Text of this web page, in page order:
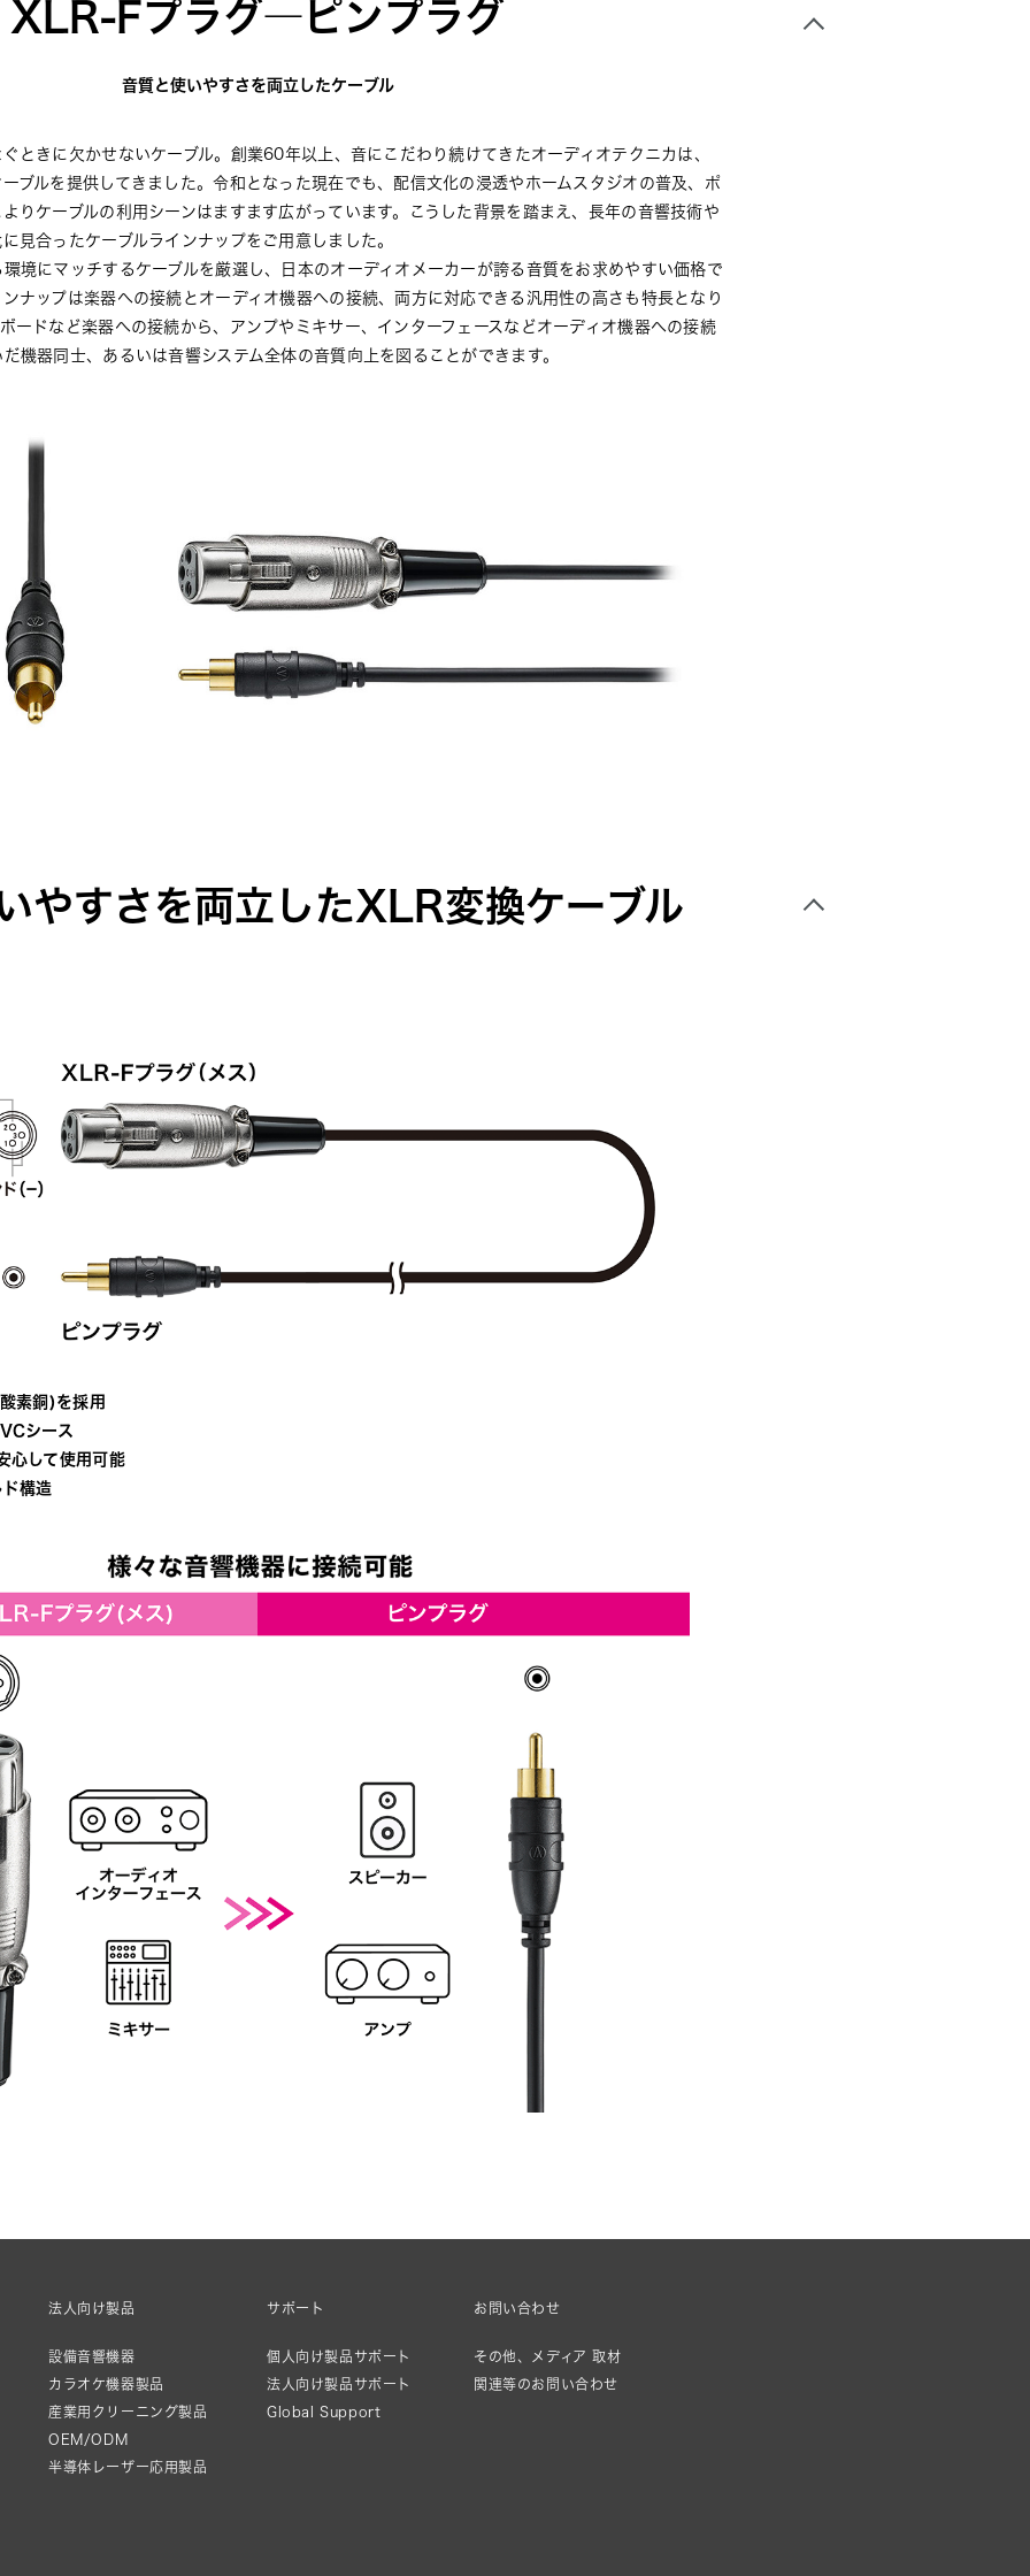
XLR-Fプラグ―ピンプラグ
音質と使いやすさを両立したケーブル
ときに欠かせないケーブル。創業60年以上、音にこだわり続けてきたオーディオテクニカは、
ブルを提供してきました。令和となった現在でも、配信文化の浸透やホームスタジオの普及、ポ
りケーブルの利用シーンはますます広がっています。こうした背景を踏まえ、長年の音響技術や
見合ったケーブルラインナップをご用意しました。
境にマッチするケーブルを厳選し、日本のオーディオメーカーが誇る音質をお求めやすい価格で
ナップは楽器への接続とオーディオ機器への接続、両方に対応できる汎用性の高さも特長となり
ードなど楽器への接続から、アンプやミキサー、インターフェースなどオーディオ機器への接続
機器同士、あるいは音響システム全体の音質向上を図ることができます。
やすさを両立したXLR変換ケーブル
素銅)を採用
シース
して使用可能
構造
法人向け製品
設備音響機器
カラオケ機器製品
産業用クリーニング製品
OEM/ODM
半導体レーザー応用製品
サポート
個人向け製品サポート
法人向け製品サポート
Global Support
お問い合わせ
その他、メディア 取材
関連等のお問い合わせ